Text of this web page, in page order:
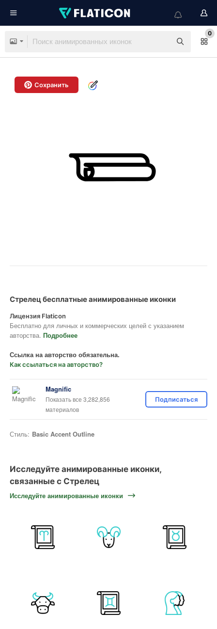
0
Сохранить
Стрелец бесплатные анимированные иконки
Лицензия Flaticon
Бесплатно для личных и коммерческих целей с указанием
авторства. Подробнее
Ссылка на авторство обязательна.
Как ссылаться на авторство?
Magnific
Показать все 3,282,856
материалов
Подписаться
Стиль: Basic Accent Outline
Исследуйте анимированные иконки,
связанные с Стрелец
Исследуйте анимированные иконки